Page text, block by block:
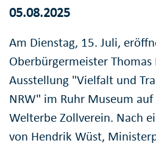
05.08.2025
Am Dienstag, 15. Juli,
Oberbürgermeister Thomas
Ausstellung "Vielfalt und
NRW" im Ruhr Museum auf
Welterbe Zollverein. Nach
von Hendrik Wüst,